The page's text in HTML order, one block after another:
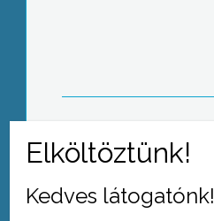
Kedves látogatónk!